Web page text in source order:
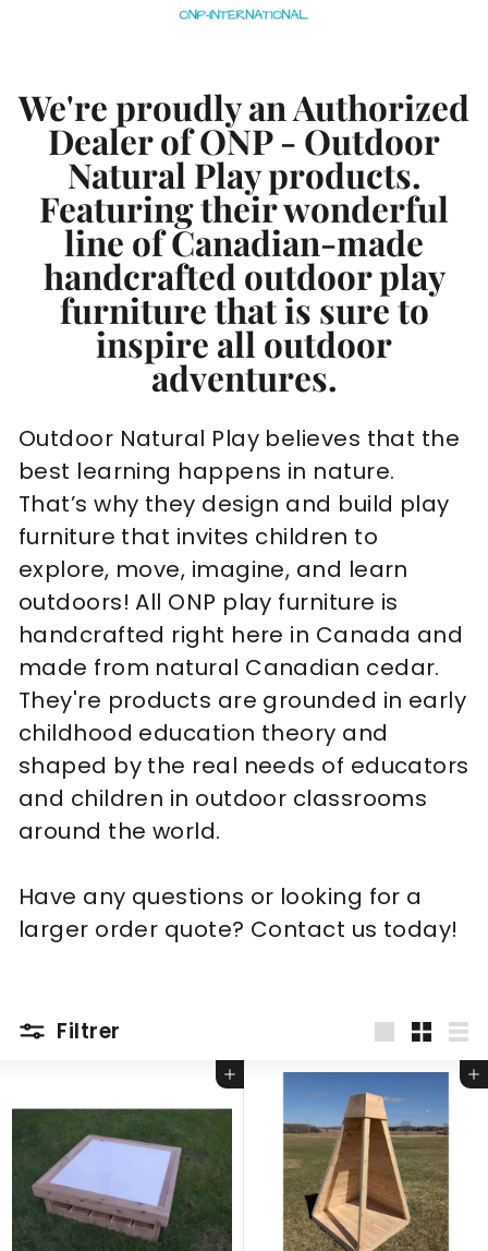
We're proudly an Authorized
Dealer of ONP - Outdoor
Natural Play products.
Featuring their wonderful
line of Canadian-made
handcrafted outdoor play
furniture that is sure to
inspire all outdoor
adventures.
Outdoor Natural Play believes that the
best learning happens in nature.
That’s why they design and build play
furniture that invites children to
explore, move, imagine, and learn
outdoors! All ONP play furniture is
handcrafted right here in Canada and
made from natural Canadian cedar.
They're products are grounded in early
childhood education theory and
shaped by the real needs of educators
and children in outdoor classrooms
around the world.
Have any questions or looking for a
larger order quote? Contact us today!
Filtrer
Grande
Petit
Ajouter au panier Ajouter au panier